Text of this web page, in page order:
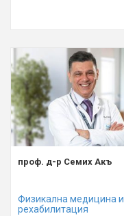
проф. д-р Семих Акъ
Физикална медицина и
рехабилитация